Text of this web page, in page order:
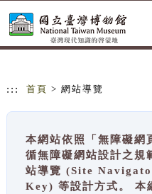
::: 首頁 > 網站導覽
本網站依照「無障礙網
循無障礙網站設計之
站導覽 (Site
Key) 等設計方式。 本